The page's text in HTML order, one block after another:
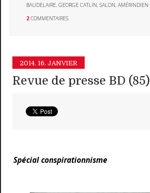
BAUDELAIRE,GEORGE CATLIN,SALON,AMÉRINDIEN
2 COMMENTAIRES
2014. 16. JANVIER
Revue de presse BD (85)
Spécial conspirationnisme